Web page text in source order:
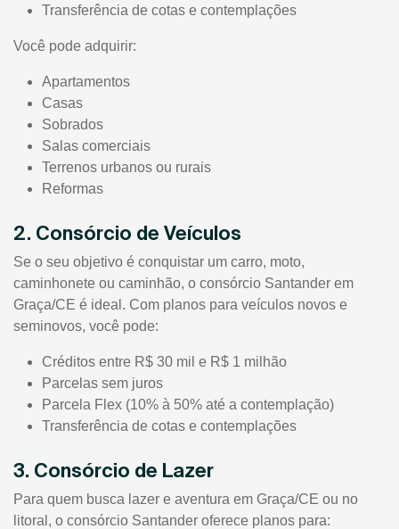
Transferência de cotas e contemplações
Você pode adquirir:
Apartamentos
Casas
Sobrados
Salas comerciais
Terrenos urbanos ou rurais
Reformas
2. Consórcio de Veículos
Se o seu objetivo é conquistar um carro, moto,
caminhonete ou caminhão, o consórcio Santander em
Graça/CE é ideal. Com planos para veículos novos e
seminovos, você pode:
Créditos entre R$ 30 mil e R$ 1 milhão
Parcelas sem juros
Parcela Flex (10% à 50% até a contemplação)
Transferência de cotas e contemplações
3. Consórcio de Lazer
Para quem busca lazer e aventura em Graça/CE ou no
litoral, o consórcio Santander oferece planos para: